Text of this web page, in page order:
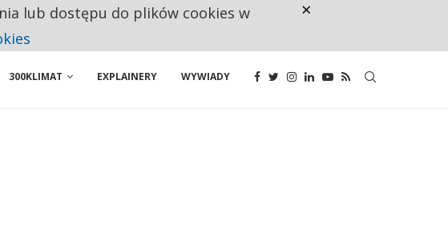
300KLIMAT EXPLAINERY WYWIADY
lub dostępu do plików cookies w
×